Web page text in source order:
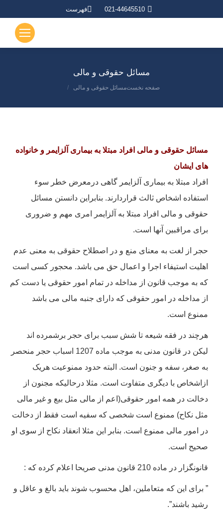
021-44645510 فهرست
مسائل حقوقی و مالی
مکان شما:
صفحه نخستمسائل حقوقی و مالی
مسائل حقوقی و مالی افراد مبتلا به بیماری آلزایمر و خانواده
های ایشان
افراد مبتلا به بیماری آلزایمر گاهی درمعرض خطر سوء
استفاده اشخاص ثالث قراردارند. بنابراین دانستن مسائل
حقوقی و مالی افراد مبتلا به آلزایمر امری مهم و ضروری
برای مراقبین آنها است.
حجر از لغت به معنای منع و در اصطلاح حقوقی به معنی عدم
اهلیت استیفاء اجرا و اعمال حق می باشد. محجور کسی است
که به موجب قانون از مداخله در تمام امور حقوقی یا دست کم
از مداخله در امور حقوقی که دارای جنبه مالی می باشد
ممنوع است.
هرچند در فقه شیعه تا شش سبب برای حجر برشمرده اند
لیکن در قانون مدنی به موجب ماده 1207 اسباب حجر منحصر
به صغر، سفه و جنون است. البته حدود ممنوعیت هریک
ازاشخاص با دیگری متفاوت است. مثلا درحالیکه مجنون از
دخالت در همه امور حقوقی(اعم از مالی مثل بیع و غیر مالی
مثل نکاح) ممنوع است شخصی که سفیه است فقط از دخالت
در امور مالی ممنوع است. بنابر این مثلا انعقاد نکاح از سوی او
صحیح است.
قانونگزار در ماده 210 قانون مدنی صریحا اعلام کرده که :
” برای این که متعاملین، اهل محسوب شوند باید بالغ و عاقل و
رشید باشند”.